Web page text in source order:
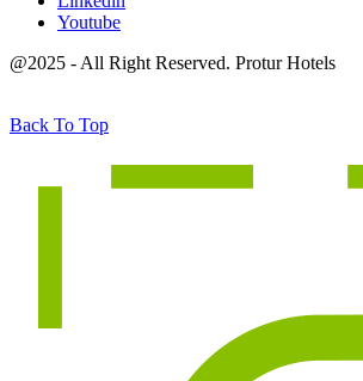
Youtube
@2025 - All Right Reserved. Protur Hotels
Back To Top